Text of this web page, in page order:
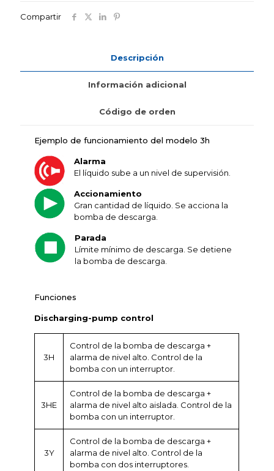
Compartir
Descripción
Información adicional
Código de orden
Ejemplo de funcionamiento del modelo 3h
Alarma
El líquido sube a un nivel de supervisión.
Accionamiento
Gran cantidad de líquido. Se acciona la
bomba de descarga.
Parada
Límite mínimo de descarga. Se detiene
la bomba de descarga.
Funciones
Discharging-pump control
3H
Control de la bomba de descarga +
alarma de nivel alto. Control de la
bomba con un interruptor.
3HE
Control de la bomba de descarga +
alarma de nivel alto aislada. Control de la
bomba con un interruptor.
3Y
Control de la bomba de descarga +
alarma de nivel alto. Control de la
bomba con dos interruptores.